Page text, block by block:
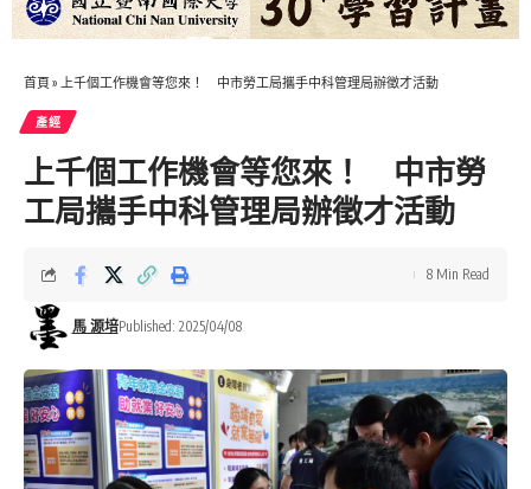
首頁 » 上千個工作機會等您來！ 中市勞工局攜手中科管理局辦徵才活動
產經
上千個工作機會等您來！ 中市勞
工局攜手中科管理局辦徵才活動
馬 源培Published: 2025/04/08
8 Min Read